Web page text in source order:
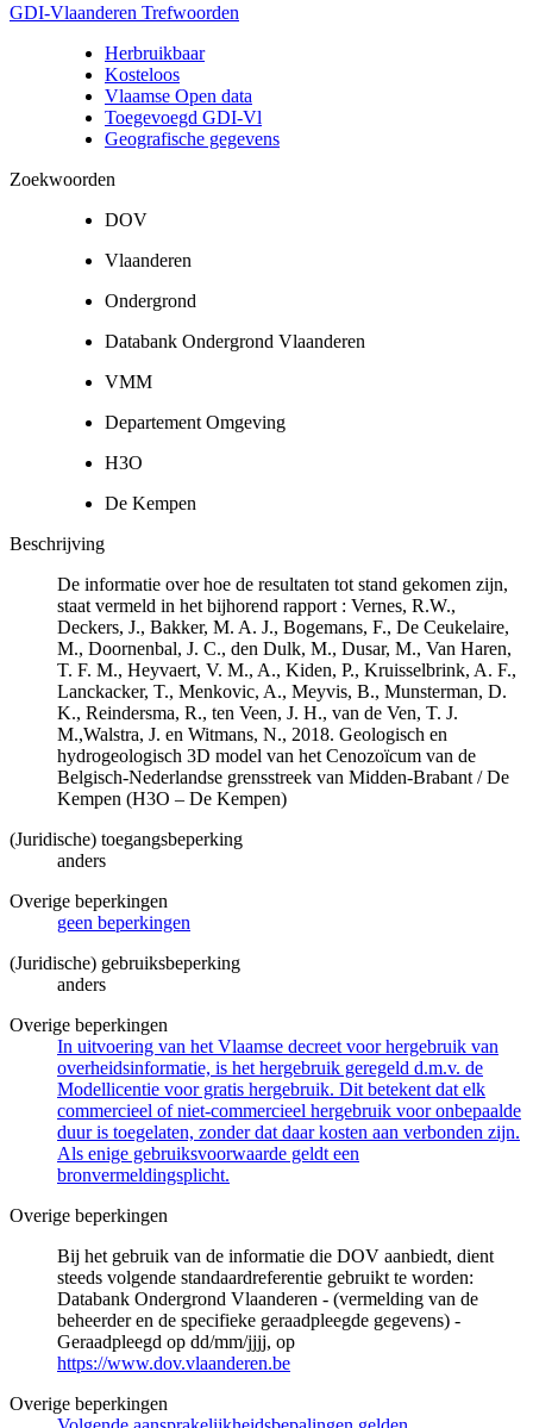
GDI-Vlaanderen Trefwoorden
Herbruikbaar
Kosteloos
Vlaamse Open data
Toegevoegd GDI-Vl
Geografische gegevens
Zoekwoorden
DOV
Vlaanderen
Ondergrond
Databank Ondergrond Vlaanderen
VMM
Departement Omgeving
H3O
De Kempen
Beschrijving
De informatie over hoe de resultaten tot stand gekomen zijn,
staat vermeld in het bijhorend rapport : Vernes, R.W.,
Deckers, J., Bakker, M. A. J., Bogemans, F., De Ceukelaire,
M., Doornenbal, J. C., den Dulk, M., Dusar, M., Van Haren,
T. F. M., Heyvaert, V. M., A., Kiden, P., Kruisselbrink, A. F.,
Lanckacker, T., Menkovic, A., Meyvis, B., Munsterman, D.
K., Reindersma, R., ten Veen, J. H., van de Ven, T. J.
M.,Walstra, J. en Witmans, N., 2018. Geologisch en
hydrogeologisch 3D model van het Cenozoïcum van de
Belgisch-Nederlandse grensstreek van Midden-Brabant / De
Kempen (H3O – De Kempen)
(Juridische) toegangsbeperking
anders
Overige beperkingen
geen beperkingen
(Juridische) gebruiksbeperking
anders
Overige beperkingen
In uitvoering van het Vlaamse decreet voor hergebruik van
overheidsinformatie, is het hergebruik geregeld d.m.v. de
Modellicentie voor gratis hergebruik. Dit betekent dat elk
commercieel of niet-commercieel hergebruik voor onbepaalde
duur is toegelaten, zonder dat daar kosten aan verbonden zijn.
Als enige gebruiksvoorwaarde geldt een
bronvermeldingsplicht.
Overige beperkingen
Bij het gebruik van de informatie die DOV aanbiedt, dient
steeds volgende standaardreferentie gebruikt te worden:
Databank Ondergrond Vlaanderen - (vermelding van de
beheerder en de specifieke geraadpleegde gegevens) -
Geraadpleegd op dd/mm/jjjj, op
https://www.dov.vlaanderen.be
Overige beperkingen